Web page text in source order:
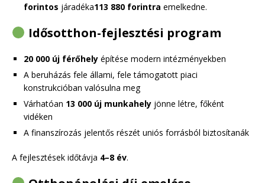
forintos járadéka113 880 forintra emelkedne.
Idősotthon-fejlesztési program
20 000 új férőhely építése modern intézményekben
A beruházás fele állami, fele támogatott piaci
konstrukcióban valósulna meg
Várhatóan 13 000 új munkahely jönne létre, főként
vidéken
A finanszírozás jelentős részét uniós forrásból biztosítanák
A fejlesztések időtávja 4–8 év.